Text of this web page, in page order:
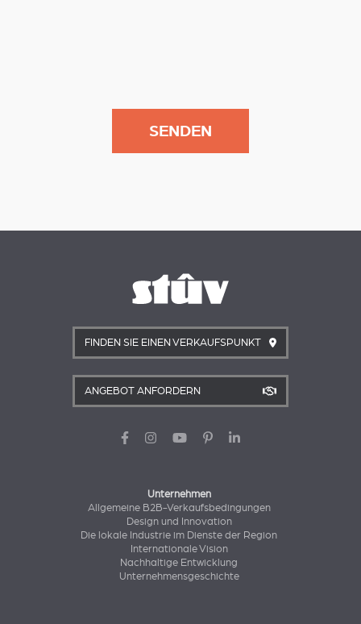
FINDEN SIE EINEN VERKAUFSPUNKT
ANGEBOT ANFORDERN
Unternehmen
Allgemeine B2B-Verkaufsbedingungen
Design und Innovation
Die lokale Industrie im Dienste der Region
Internationale Vision
Nachhaltige Entwicklung
Unternehmensgeschichte